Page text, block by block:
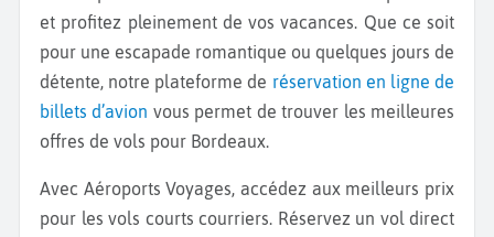
et profitez pleinement de vos vacances. Que ce soit
pour une escapade romantique ou quelques jours de
détente, notre plateforme de réservation en ligne de
billets d’avion vous permet de trouver les meilleures
offres de vols pour Bordeaux.
Avec Aéroports Voyages, accédez aux meilleurs prix
pour les vols courts courriers. Réservez un vol direct